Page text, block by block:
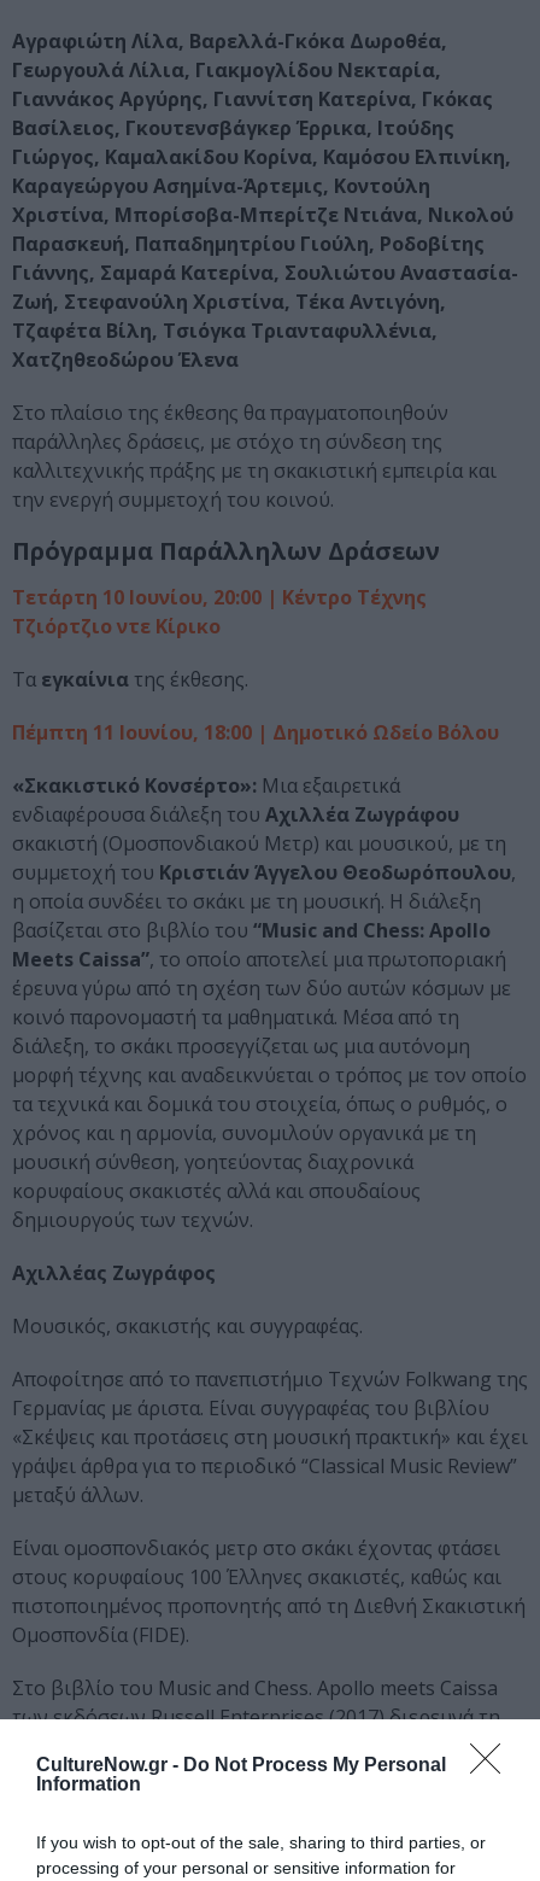
CultureNow.gr - Do Not Process My Personal
Information
If you wish to opt-out of the sale, sharing to third parties, or
processing of your personal or sensitive information for
Αγραφιώτη Λίλα, Βαρελλά-Γκόκα Δωροθέα,
Γεωργουλά Λίλια, Γιακμογλίδου Νεκταρία,
Γιαννάκος Αργύρης, Γιαννίτση Κατερίνα, Γκόκας
Βασίλειος, Γκουτενσβάγκερ Έρρικα, Ιτούδης
Γιώργος, Καμαλακίδου Κορίνα, Καμόσου Ελπινίκη,
Καραγεώργου Ασημίνα-Άρτεμις, Κοντούλη
Χριστίνα, Μπορίσοβα-Μπερίτζε Ντιάνα, Νικολού
Παρασκευή, Παπαδημητρίου Γιούλη, Ροδοβίτης
Γιάννης, Σαμαρά Κατερίνα, Σουλιώτου Αναστασία-
Ζωή, Στεφανούλη Χριστίνα, Τέκα Αντιγόνη,
Τζαφέτα Βίλη, Τσιόγκα Τριανταφυλλένια,
Χατζηθεοδώρου Έλενα
Στο πλαίσιο της έκθεσης θα πραγματοποιηθούν
παράλληλες δράσεις, με στόχο τη σύνδεση της
καλλιτεχνικής πράξης με τη σκακιστική εμπειρία και
την ενεργή συμμετοχή του κοινού.
Πρόγραμμα Παράλληλων Δράσεων
Τετάρτη 10 Ιουνίου, 20:00 | Κέντρο Τέχνης
Τζιόρτζιο ντε Κίρικο
Τα εγκαίνια της έκθεσης.
Πέμπτη 11 Ιουνίου, 18:00 | Δημοτικό Ωδείο Βόλου
«Σκακιστικό Κονσέρτο»: Μια εξαιρετικά
ενδιαφέρουσα διάλεξη του Αχιλλέα Ζωγράφου
σκακιστή (Ομοσπονδιακού Μετρ) και μουσικού, με τη
συμμετοχή του Κριστιάν Άγγελου Θεοδωρόπουλου,
η οποία συνδέει το σκάκι με τη μουσική. Η διάλεξη
βασίζεται στο βιβλίο του “Music and Chess: Apollo
Meets Caissa”, το οποίο αποτελεί μια πρωτοποριακή
έρευνα γύρω από τη σχέση των δύο αυτών κόσμων με
κοινό παρονομαστή τα μαθηματικά. Μέσα από τη
διάλεξη, το σκάκι προσεγγίζεται ως μια αυτόνομη
μορφή τέχνης και αναδεικνύεται ο τρόπος με τον οποίο
τα τεχνικά και δομικά του στοιχεία, όπως ο ρυθμός, ο
χρόνος και η αρμονία, συνομιλούν οργανικά με τη
μουσική σύνθεση, γοητεύοντας διαχρονικά
κορυφαίους σκακιστές αλλά και σπουδαίους
δημιουργούς των τεχνών.
Αχιλλέας Ζωγράφος
Μουσικός, σκακιστής και συγγραφέας.
Αποφοίτησε από το πανεπιστήμιο Τεχνών Folkwang της
Γερμανίας με άριστα. Είναι συγγραφέας του βιβλίου
«Σκέψεις και προτάσεις στη μουσική πρακτική» και έχει
γράψει άρθρα για το περιοδικό “Classical Music Review”
μεταξύ άλλων.
Είναι ομοσπονδιακός μετρ στο σκάκι έχοντας φτάσει
στους κορυφαίους 100 Έλληνες σκακιστές, καθώς και
πιστοποιημένος προπονητής από τη Διεθνή Σκακιστική
Ομοσπονδία (FIDE).
Στο βιβλίο του Μusic and Chess. Apollo meets Caissa
των εκδόσεων Russell Enterprises (2017) διερευνά τη
σχέση μεταξύ σκακιού και μουσικής. Το βιβλίο έχει
λάβει εξαιρετικές κριτικές στον διεθνή τύπο,
magazine, ενώ στα Best Sellers του Amazon βρίσκεται
στις ακόλουθες θέσεις (8/6/2026):